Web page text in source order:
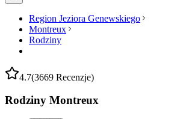
Region Jeziora Genewskiego
Montreux
Rodziny
4.7(3669 Recenzje)
Rodziny Montreux